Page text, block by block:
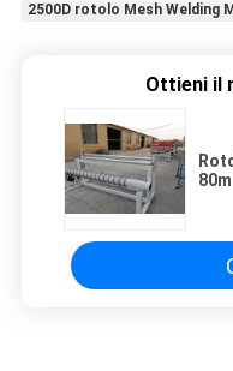
2500D rotolo Mesh Welding
Ottieni il
80m